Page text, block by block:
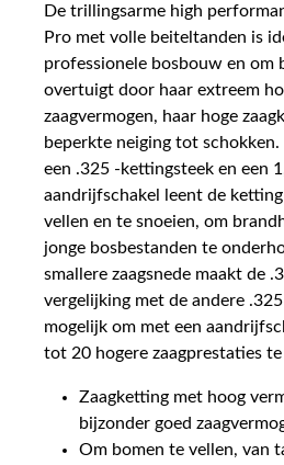
De trillingsarme high
Pro met volle beiteltanden is
professionele bosbouw en om
overtuigt door haar extreem
zaagvermogen, haar hoge
beperkte neiging tot
een .325 -kettingsteek en een
aandrijfschakel leent de
vellen en te snoeien, om
jonge bosbestanden te
smallere zaagsnede maakt de
vergelijking met de andere
mogelijk om met een
tot 20 hogere zaagprestaties te
Zaagketting met hoog
bijzonder goed
Om bomen te vellen, van